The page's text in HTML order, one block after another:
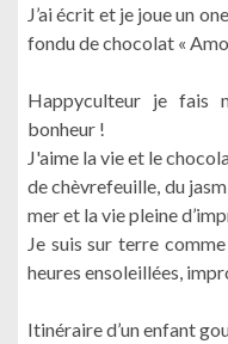
J’ai écrit et je joue un
fondu de chocolat «
Happyculteur je fais
bonheur !
J'aime la vie et le
de chèvrefeuille, du
mer et la vie pleine
Je suis sur terre
heures ensoleillées,
Itinéraire d’un enfant